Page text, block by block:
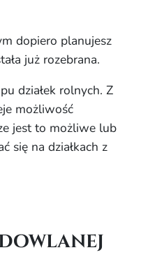
dopiero planujesz
już rozebrana.
działek rolnych. Z
możliwość
jest to możliwe lub
się na działkach z